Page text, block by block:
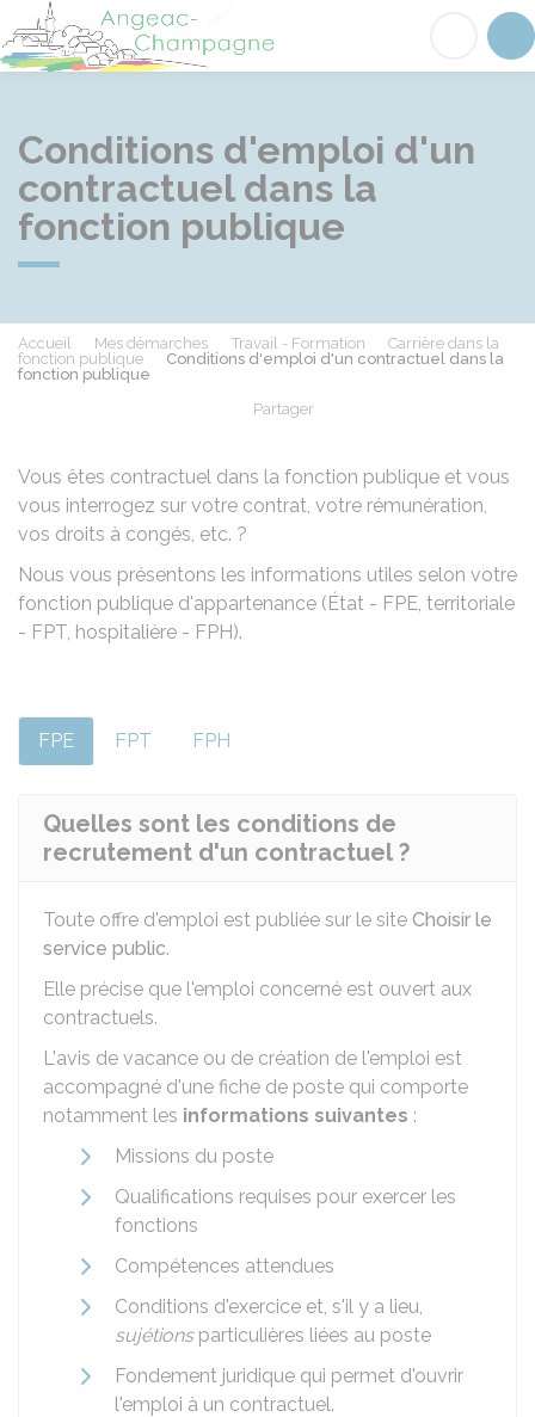
Angeac-Champagne
Conditions d'emploi d'un
contractuel dans la
fonction publique
Accueil Mes démarches Travail - Formation
Carrière dans la
fonction publique
Conditions d'emploi d'un contractuel dans la
fonction publique
Partager
Vous êtes contractuel dans la fonction publique et vous
vous interrogez sur votre contrat, votre rémunération,
vos droits à congés, etc. ?
Nous vous présentons les informations utiles selon votre
fonction publique d'appartenance (État - FPE, territoriale
- FPT, hospitalière - FPH).
FPE FPT FPH
Quelles sont les conditions de
recrutement d'un contractuel ?
Toute offre d'emploi est publiée sur le site Choisir le
service public.
Elle précise que l'emploi concerné est ouvert aux
contractuels.
L'avis de vacance ou de création de l'emploi est
accompagné d'une fiche de poste qui comporte
notamment les informations suivantes :
Missions du poste
Qualifications requises pour exercer les
fonctions
Compétences attendues
Conditions d'exercice et, s'il y a lieu,
sujétionsparticulières liées au poste
Fondement juridique qui permet d'ouvrir
l'emploi à un contractuel.